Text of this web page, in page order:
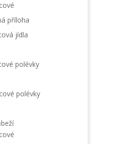
příloha
jídla
polévky
polévky